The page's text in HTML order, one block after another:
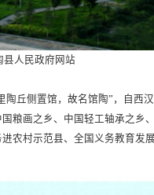
县人民政府网站
丘侧置馆，故名馆陶”，自西
粮画之乡、中国轻工轴承之乡
农村示范县、全国义务教育发